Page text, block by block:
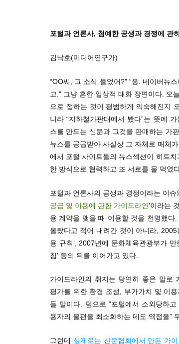
포털과 언론사, 첨예한 공생과 경쟁에 관
김낙호(미디어연구가)
“OO씨, 그 소식 들었어?” “응. 네이버뉴
고.” 그냥 흔한 일상적 대화 장면이다. 오
으로 접하는 것이 평범하게 익숙해진지
니라 “지하철가판대에서 봤다”는 뜻에
스를 만드는 신문과 그것을 판매하는 가
뉴스를 공급받아 사실상 그 자체로 매체
에서 포털 사이트들의 뉴스섹션이 히트
한 방식으로 협력하고 또 서로를 물 먹였
포털과 언론사의 공생과 경쟁이라는 이
공급 및 이용에 관한 가이드라인’이라는
용 계약을 맺을 때 이용할 것을 천명했다
올랐다고 적어 내려간 것이 아니라,
용 규칙’, 2007년에 문화체육관광부가
침’ 등의 뒤를 이어가고 있다.
가이드라인의 취지는 당연히 좋은 말로
평가를 위한 환경 조성, 부가가치 및 이
들 말이다. 덤으로 “포털에서 소외당하
용자의 불편을 최소화하는 데도 역점을”
그런데 실제로는 신문협회에서 만든 가